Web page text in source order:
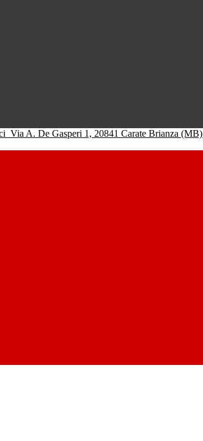
Via A. De Gasperi 1, 20841 Carate Brianza (MB)